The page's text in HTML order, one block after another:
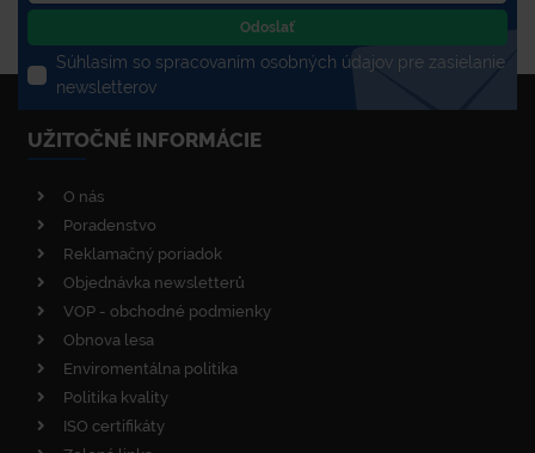
Odoslať
Súhlasím so spracovaním osobných údajov pre zasielanie
newsletterov
UŽITOČNÉ INFORMÁCIE
O nás
Poradenstvo
Reklamačný poriadok
Objednávka newsletterů
VOP - obchodné podmienky
Obnova lesa
Enviromentálna politika
Politika kvality
ISO certifikáty